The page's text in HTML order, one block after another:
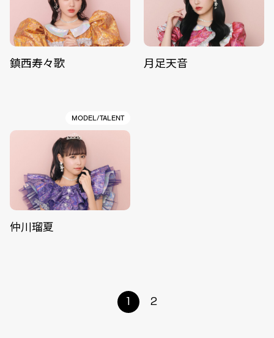
鎮西寿々歌 月足天音
MODEL/TALENT
仲川瑠夏
1 2